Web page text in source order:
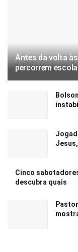
Antes da volta
percorrem escola
Cinco
descubra quais